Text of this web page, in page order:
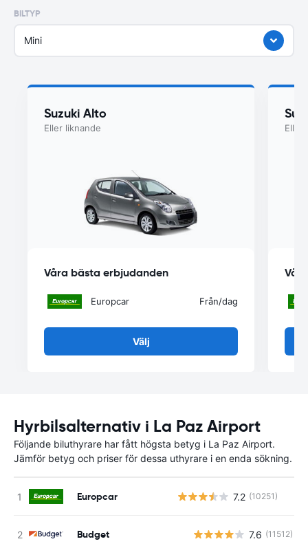
BILTYP
Mini
Suzuki Alto
Eller liknande
Våra bästa erbjudanden
Europcar Från/dag
Välj
Eller
Hyrbilsalternativ i La Paz Airport
Följande biluthyrare har fått högsta betyg i La Paz Airport.
Jämför betyg och priser för dessa uthyrare i en enda sökning.
Europcar 7.2 (10251)
Budget 7.6 (11512)